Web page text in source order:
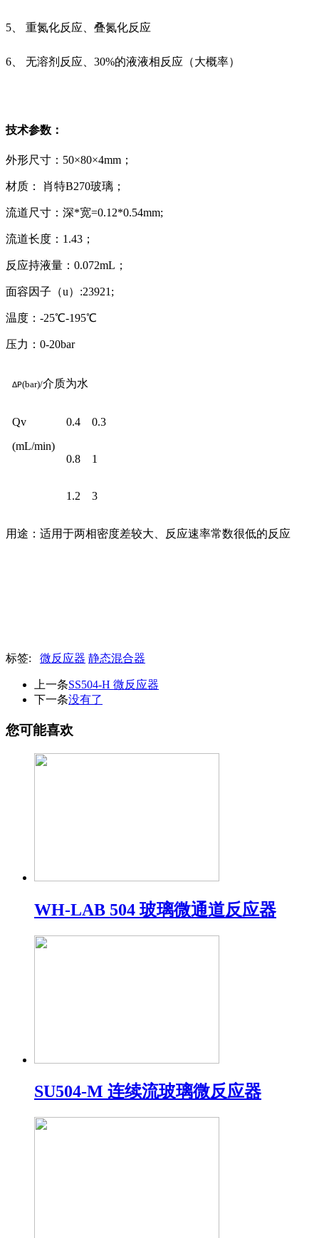
5、 重氮化反应、叠氮化反应
6、 无溶剂反应、30%的液液相反应（大概率）
技术参数：
外形尺寸：50×80×4mm；
材质： 肖特B270玻璃；
流道尺寸：深*宽=0.12*0.54mm;
流道长度：1.43；
反应持液量：0.072mL；
面容因子（u）:23921;
温度：-25℃-195℃
压力：0-20bar
ΔP(bar)/介质为水
Qv
(mL/min)
0.4 0.3
0.8 1
1.2 3
用途：适用于两相密度差较大、反应速率常数很低的反应
标签: 微反应器 静态混合器
上一条SS504-H 微反应器
下一条没有了
您可能喜欢
WH-LAB 504 玻璃微通道反应器
SU504-M 连续流玻璃微反应器